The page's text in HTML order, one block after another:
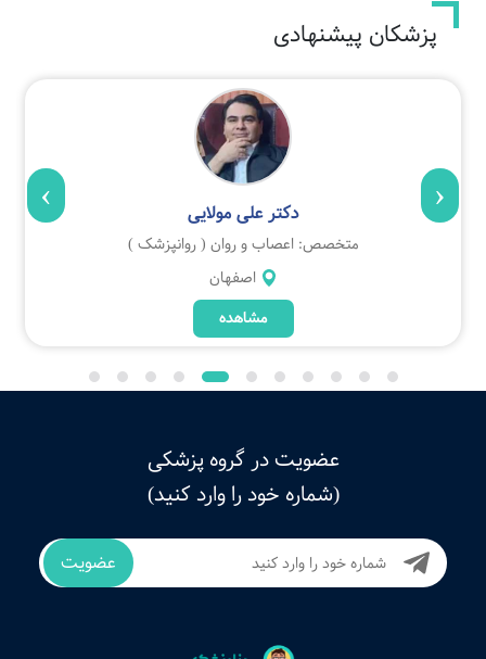
پزشکان پیشنهادی
دکتر علی مولایی
متخصص: اعصاب و روان ( روانپزشک )
اصفهان
مشاهده
‹
›
عضویت در گروه پزشکی
(شماره خود را وارد کنید)
عضویت